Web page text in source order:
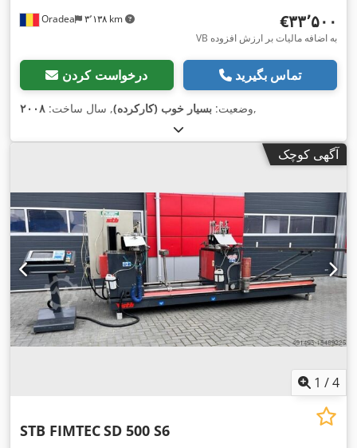
Oradea ۳٬۱۳۸ km ‎€۳۳٬۵۰۰
VB به اضافه مالیات بر ارزش افزوده
درخواست کردن تماس بگیرید
وضعیت: بسیار خوب (کارکرده), سال ساخت: ۲۰۰۸ ,
آگهی کوچک
1 /4
STB FIMTECSD 500 S6